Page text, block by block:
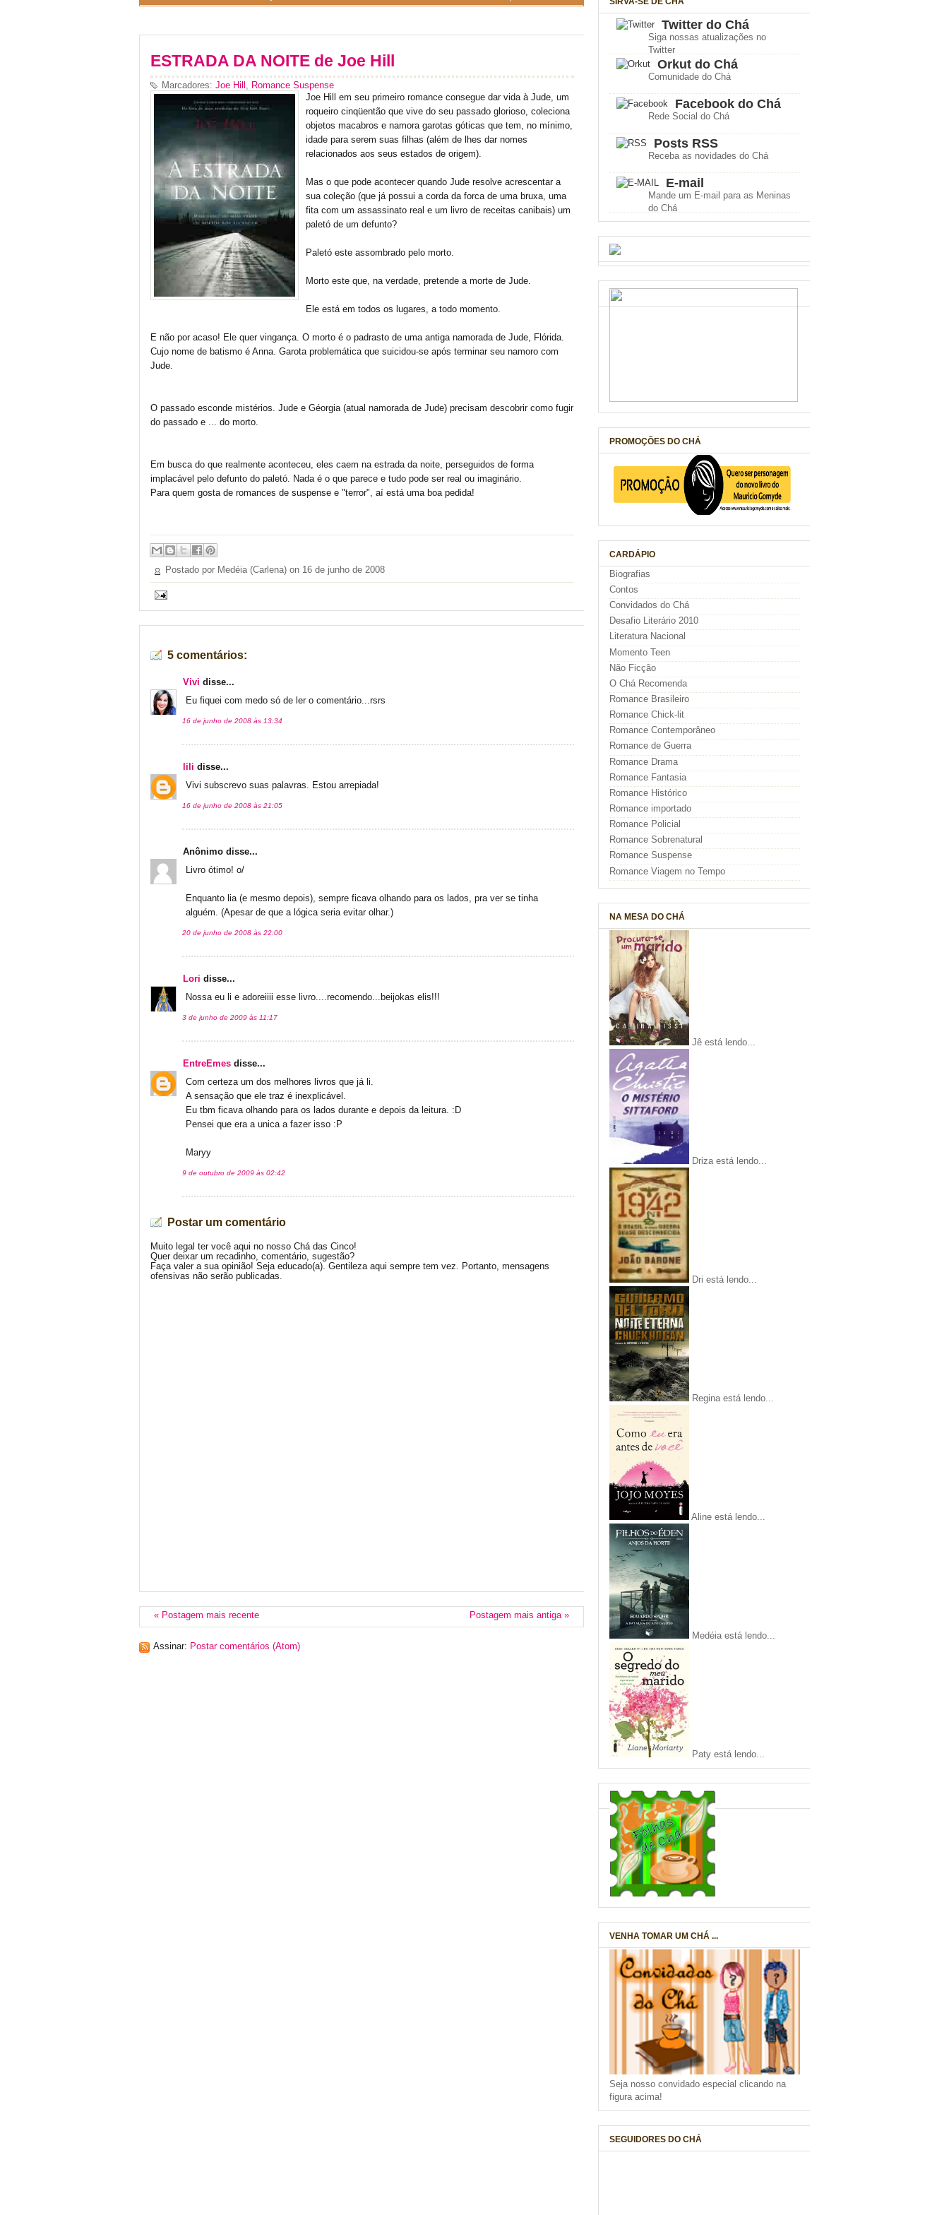
ESTRADA DA NOITE de Joe Hill
Marcadores: Joe Hill
Romance Suspense
Joe Hill em seu primeiro romance consegue dar vida à Jude, um
roqueiro cinqüentão que vive do seu passado glorioso, coleciona
objetos macabros e namora garotas góticas que tem, no mínimo,
idade para serem suas filhas (além de lhes dar nomes
relacionados aos seus estados de origem).
Mas o que pode acontecer quando Jude resolve acrescentar a
sua coleção (que já possui a corda da forca de uma bruxa, uma
fita com um assassinato real e um livro de receitas canibais) um
paletó de um defunto?
Paletó este assombrado pelo morto.
Morto este que, na verdade, pretende a morte de Jude.
Ele está em todos os lugares, a todo momento.
E não por acaso! Ele quer vingança. O morto é o padrasto de uma antiga namorada de Jude, Flórida.
Cujo nome de batismo é Anna. Garota problemática que suicidou-se após terminar seu namoro com
Jude.
O passado esconde mistérios. Jude e Géorgia (atual namorada de Jude) precisam descobrir como fugir
do passado e ... do morto.
Em busca do que realmente aconteceu, eles caem na estrada da noite, perseguidos de forma
implacável pelo defunto do paletó. Nada é o que parece e tudo pode ser real ou imaginário.
Para quem gosta de romances de suspense e "terror", aí está uma boa pedida!
Postado por Medéia (Carlena) on 16 de junho de 2008
5 comentários:
Vivi disse...
Eu fiquei com medo só de ler o comentário...rsrs
16 de junho de 2008 às 13:34
lili disse...
Vivi subscrevo suas palavras. Estou arrepiada!
16 de junho de 2008 às 21:05
Anônimo disse...
Livro ótimo! o/
Enquanto lia (e mesmo depois), sempre ficava olhando para os lados, pra ver se tinha
alguém. (Apesar de que a lógica seria evitar olhar.)
20 de junho de 2008 às 22:00
Lori disse...
Nossa eu li e adoreiiii esse livro....recomendo...beijokas elis!!!
3 de junho de 2009 às 11:17
EntreEmes disse...
Com certeza um dos melhores livros que já li.
A sensação que ele traz é inexplicável.
Eu tbm ficava olhando para os lados durante e depois da leitura. :D
Pensei que era a unica a fazer isso :P
Maryy
9 de outubro de 2009 às 02:42
Postar um comentário
Muito legal ter você aqui no nosso Chá das Cinco!
Quer deixar um recadinho, comentário, sugestão?
Faça valer a sua opinião! Seja educado(a). Gentileza aqui sempre tem vez. Portanto, mensagens
ofensivas não serão publicadas.
« Postagem mais recente Postagem mais antiga »
Assinar: Postar comentários (Atom)
Twitter do Chá
Siga nossas atualizações no
Twitter
Orkut do Chá
Comunidade do Chá
Facebook do Chá
Rede Social do Chá
Posts RSS
Receba as novidades do Chá
E-mail
Mande um E-mail para as Meninas
do Chá
PROMOÇÕES DO CHÁ
CARDÁPIO
Biografias
Contos
Convidados do Chá
Desafio Literário 2010
Literatura Nacional
Momento Teen
Não Ficção
O Chá Recomenda
Romance Brasileiro
Romance Chick-lit
Romance Contemporâneo
Romance de Guerra
Romance Drama
Romance Fantasia
Romance Histórico
Romance importado
Romance Policial
Romance Sobrenatural
Romance Suspense
Romance Viagem no Tempo
NA MESA DO CHÁ
Jê está lendo...
Driza está lendo...
Dri está lendo...
Regina está lendo...
Aline está lendo...
Medéia está lendo...
Paty está lendo...
VENHA TOMAR UM CHÁ ...
Seja nosso convidado especial clicando na
figura acima!
SEGUIDORES DO CHÁ